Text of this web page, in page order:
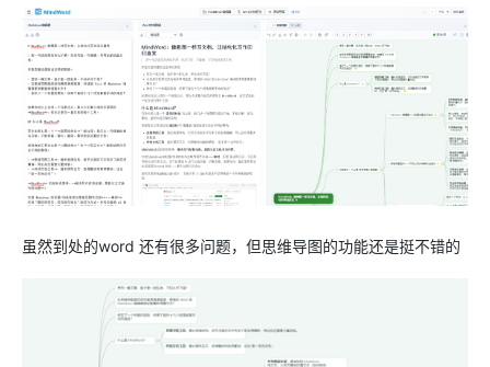
虽然到处的word 还有很多问题，但思维导图的功能还是挺不错的